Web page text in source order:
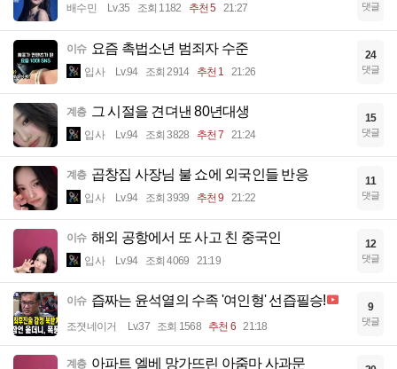
배수민 Lv.35 조회 1182 추천 5 21:27 댓글
이슈 요즘 촉법소년 범죄자 수준
입사 Lv.94 조회 2914 추천 1 21:26
24
댓글
계층 그 시절을 견뎌낸 80년대생
입사 Lv.94 조회 3828 추천 7 21:24
15
댓글
계층 곱창집 사장님 불 쇼에 외국인들 반응
입사 Lv.94 조회 3939 추천 9 21:22
11
댓글
이슈 해외 공항에서 또 사고 친 중국인
입사 Lv.94 조회 4069 21:19
12
댓글
이슈 즙짜는 윤석열의 수족 '여인형' 선즙필승!
조졋네이거 Lv.37 조회 1568 추천 6 21:18
9
댓글
계층 아파트 엘베 망가뜨린 아줌마 사과문